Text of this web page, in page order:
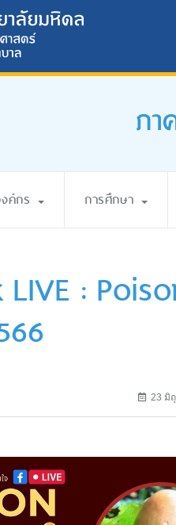
ภา
ค์กร การศึกษา
LIVE :
23 มิ